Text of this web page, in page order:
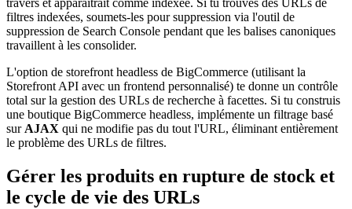
travers et apparaîtrait comme indexée. Si tu trouves des URLs de
filtres indexées, soumets-les pour suppression via l'outil de
suppression de Search Console pendant que les balises canoniques
travaillent à les consolider.
L'option de storefront headless de BigCommerce (utilisant la
Storefront API avec un frontend personnalisé) te donne un contrôle
total sur la gestion des URLs de recherche à facettes. Si tu construis
une boutique BigCommerce headless, implémente un filtrage basé
sur AJAX qui ne modifie pas du tout l'URL, éliminant entièrement
le problème des URLs de filtres.
Gérer les produits en rupture de stock et
le cycle de vie des URLs